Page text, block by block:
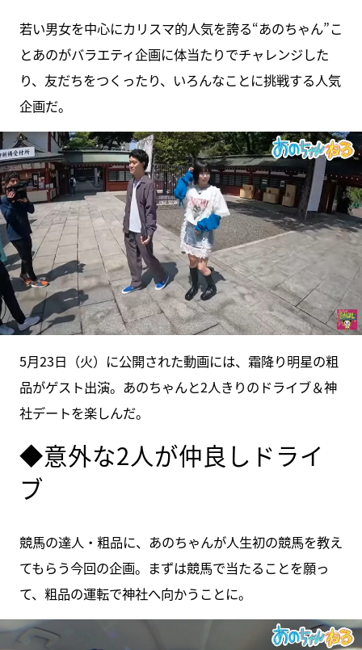
若い男女を中心にカリスマ的人気を誇る“あのちゃん”こ
とあのがバラエティ企画に体当たりでチャレンジした
り、友だちをつくったり、いろんなことに挑戦する人気
企画だ。
5月23日（火）に公開された動画には、霜降り明星の粗
品がゲスト出演。あのちゃんと2人きりのドライブ＆神
社デートを楽しんだ。
◆意外な2人が仲良しドライ
ブ
競馬の達人・粗品に、あのちゃんが人生初の競馬を教え
てもらう今回の企画。まずは競馬で当たることを願っ
て、粗品の運転で神社へ向かうことに。